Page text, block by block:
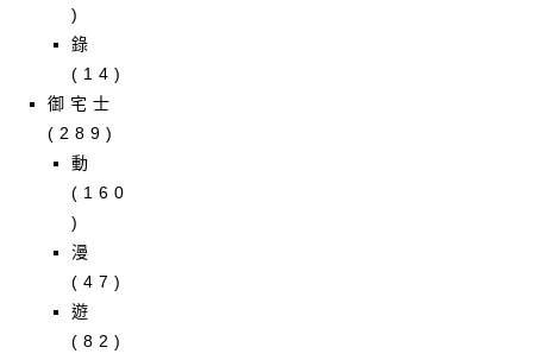
)
錄
(14)
御宅士
(289)
動
(160
)
漫
(47)
遊
(82)